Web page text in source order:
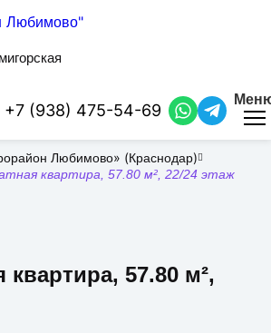
+7 (938) 475-54-69
Любимово» (Краснодар)
квартира, 57.80 м², 22/24 этаж
квартира, 57.80 м²,